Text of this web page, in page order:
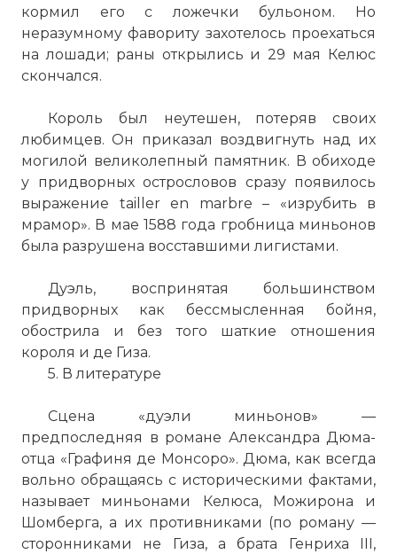
кормил его с ложечки бульоном. Но
неразумному фавориту захотелось проехаться
на лошади; раны открылись и 29 мая Келюс
скончался.
Король был неутешен, потеряв своих
любимцев. Он приказал воздвигнуть над их
могилой великолепный памятник. В обиходе
у придворных острословов сразу появилось
выражение tailler en marbre – «изрубить в
мрамор». В мае 1588 года гробница миньонов
была разрушена восставшими лигистами.
Дуэль, воспринятая большинством
придворных как бессмысленная бойня,
обострила и без того шаткие отношения
короля и де Гиза.
5. В литературе
Сцена «дуэли миньонов» —
предпоследняя в романе Александра Дюма-
отца «Графиня де Монсоро». Дюма, как всегда
вольно обращаясь с историческими фактами,
называет миньонами Келюса, Можирона и
Шомберга, а их противниками (по роману —
сторонниками не Гиза, а брата Генриха III,